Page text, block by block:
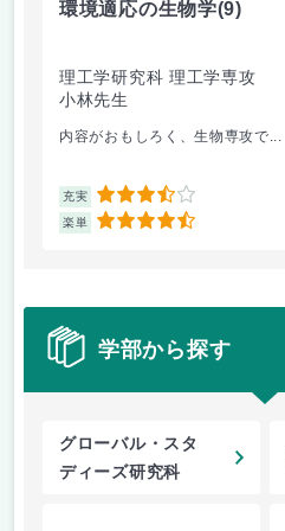
環境適応の生物学(9)
理工学研究科 理工学専攻
小林先生
内容がおもしろく、生物専攻で...
充実 3.5
楽単 4.5
学部から探す
グローバル・スタ
ディーズ研究科